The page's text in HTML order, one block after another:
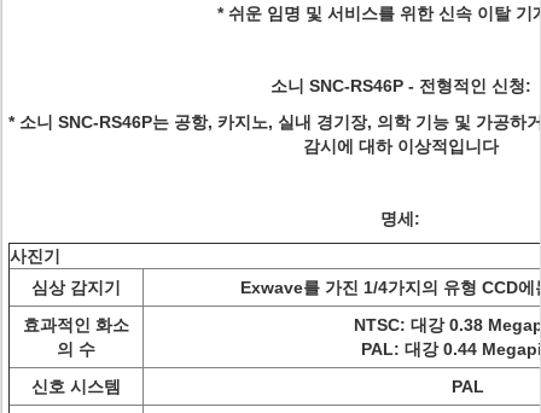
* 쉬운 임명 및 서비스를 위한 신속 이탈 기
소니 SNC-RS46P - 전형적인 신청:
* 소니 SNC-RS46P는 공항, 카지노, 실내 경기장, 의학 기능 및 가공하
감시에 대하 이상적입니다
명세:
사진기
심상 감지기
Exwave를 가진 1/4가지의 유형 CCD에
효과적인 화소
의 수
NTSC: 대강 0.38
PAL: 대강 0.44
신호 시스템
PAL